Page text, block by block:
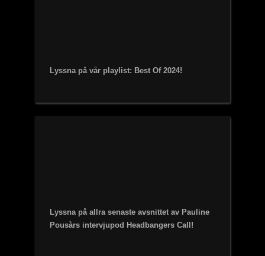
Lyssna på vår playlist: Best Of 2024!
Lyssna på allra senaste avsnittet av Pauline
Pousàrs intervjupod Headbangers Call!